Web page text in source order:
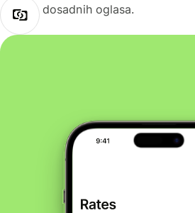
dosadnih oglasa.